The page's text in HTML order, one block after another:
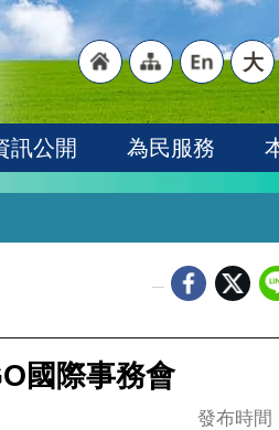
首頁
"網
站導
"英
文語
大
訊公開 為民服務
國際事務會
發布時間